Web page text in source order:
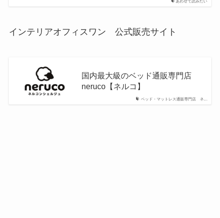
あわせて読みたい
インテリアオフィスワン 公式販売サイト
ベッド・マットレス通販専門店 ネ...
国内最大級のベッド通販専門店
neruco【ネルコ】